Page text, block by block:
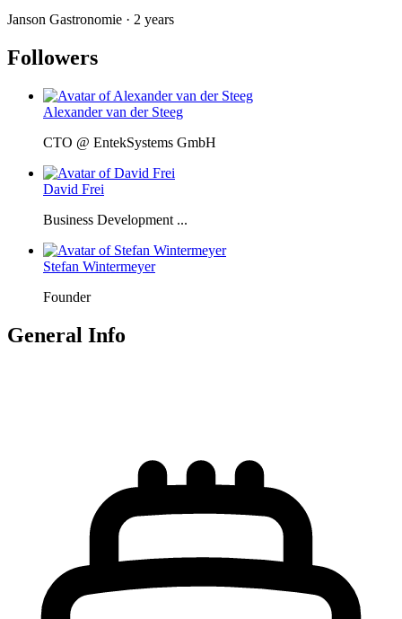
Janson Gastronomie · 2 years
Followers
Alexander van der Steeg
CTO @ EntekSystems GmbH
David Frei
Business Development ...
Stefan Wintermeyer
Founder
General Info